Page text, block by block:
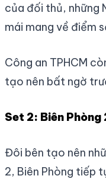
của đối thủ, những
mái mang về điểm
Công an TPHCM
tạo nên bất ngờ
Set 2: Biên
Đôi bên tạo nên
2, Biên Phòng tiếp